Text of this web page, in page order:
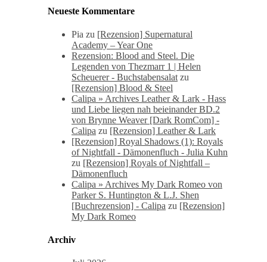
Neueste Kommentare
Pia zu [Rezension] Supernatural
Academy – Year One
Rezension: Blood and Steel. Die
Legenden von Thezmarr 1 | Helen
Scheuerer - Buchstabensalat zu
[Rezension] Blood & Steel
Calipa » Archives Leather & Lark - Hass
und Liebe liegen nah beieinander BD.2
von Brynne Weaver [Dark RomCom] -
Calipa zu [Rezension] Leather & Lark
[Rezension] Royal Shadows (1): Royals
of Nightfall - Dämonenfluch - Julia Kuhn
zu [Rezension] Royals of Nightfall –
Dämonenfluch
Calipa » Archives My Dark Romeo von
Parker S. Huntington & L.J. Shen
[Buchrezension] - Calipa zu [Rezension]
My Dark Romeo
Archiv